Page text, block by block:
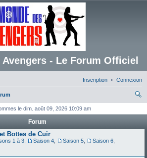
- Le Forum Officiel
Connexion
Inscription
ch
le dim. août 09, 2026 10:09 am
Forum
Bottes de Cuir
1 à 3 Saison 4 Saison 5 Saison 6